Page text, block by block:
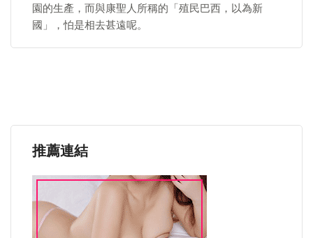
園的生產，而與康聖人所稱的「殖民巴西，以為新
國」，怕是相去甚遠呢。
推薦連結